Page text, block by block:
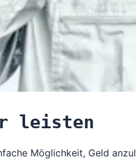
leisten
Möglichkeit, Geld